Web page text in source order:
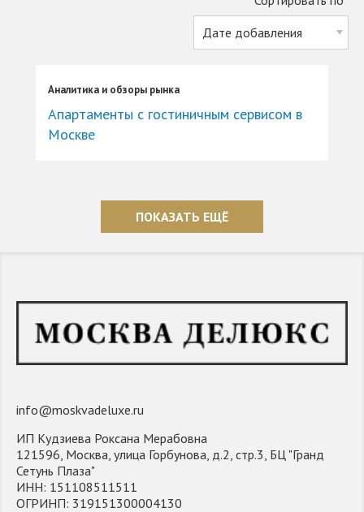
Аналитика и обзоры рынка
Апартаменты с гостиничным сервисом в
Москве
ПОКАЗАТЬ ЕЩЁ
info@moskvadeluxe.ru
ИП Кудзиева Роксана Мерабовна
121596, Москва, улица Горбунова, д.2, стр.3, БЦ "Гранд
Сетунь Плаза"
ИНН: 151108511511
ОГРИНП: 319151300004130